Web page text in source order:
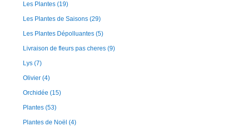
Les Plantes (19)
Les Plantes de Saisons (29)
Les Plantes Dépolluantes (5)
Livraison de fleurs pas cheres (9)
Lys (7)
Olivier (4)
Orchidée (15)
Plantes (53)
Plantes de Noël (4)